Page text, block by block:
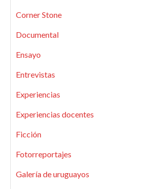
Corner Stone
Documental
Ensayo
Entrevistas
Experiencias
Experiencias docentes
Ficción
Fotorreportajes
Galería de uruguayos